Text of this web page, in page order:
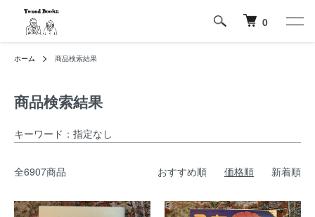
0
ホーム 商品検索結果
商品検索結果
キーワード：指定なし
全6907商品 おすすめ順 価格順 新着順